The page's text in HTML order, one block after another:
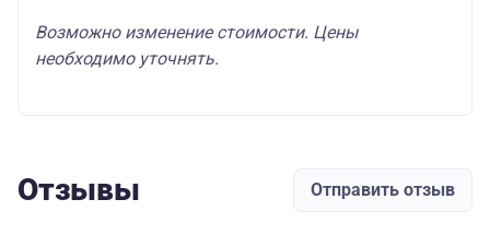
Возможно изменение стоимости. Цены
необходимо уточнять.
Отзывы Отправить отзыв